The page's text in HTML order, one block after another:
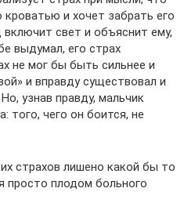
и хочет забрать его
свет и объяснит ему,
выдумал, его страх
не мог бы быть сильнее и
и вправду существовал и
узнав правду, мальчик
того, чего он боится, не
страхов лишено какой бы то
просто плодом больного